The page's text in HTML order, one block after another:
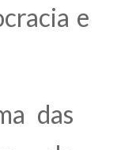
e
das